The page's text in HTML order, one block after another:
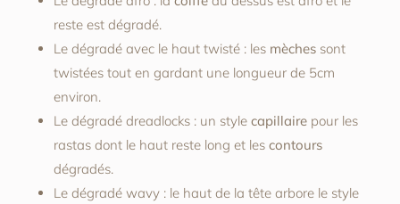
reste est dégradé.
Le dégradé avec le haut twisté : les mèches sont
twistées tout en gardant une longueur de 5cm
environ.
Le dégradé dreadlocks : un style capillaire pour les
rastas dont le haut reste long et les contours
dégradés.
Le dégradé wavy : le haut de la tête arbore le style